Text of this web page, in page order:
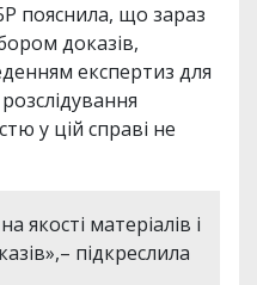
пояснила, що зараз
доказів,
експертиз для
у цій справі не
якості матеріалів і
підкреслила